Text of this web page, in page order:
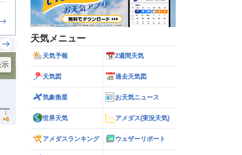
天気メニュー
天気予報 2週間天気
天気図 過去天気図
気象衛星 お天気ニュース
世界天気 アメダス(実況天気)
アメダスランキング ウェザーリポート